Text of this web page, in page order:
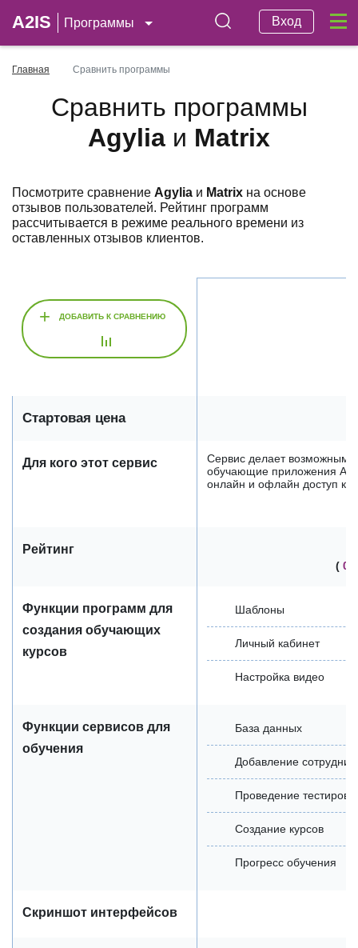
A2IS Программы Вход
Главная Сравнить программы
Сравнить программы
Agylia и Matrix
Посмотрите сравнение Agylia и Matrix на основе
отзывов пользователей. Рейтинг программ
рассчитывается в режиме реального времени из
оставленных отзывов клиентов.
+ ДОБАВИТЬ К СРАВНЕНИЮ
Стартовая цена
Для кого этот сервис
Сервис делает возможным
обучающие приложения
онлайн и офлайн доступ к
Рейтинг
( 0
Функции программ для
создания обучающих
курсов
Шаблоны
Личный кабинет
Настройка видео
Функции сервисов для
обучения
База данных
Добавление
Проведение
Создание курсов
Прогресс обучения
Скриншот интерфейсов